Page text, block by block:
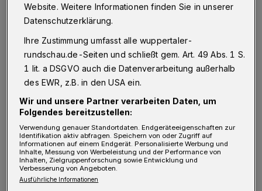
Foto: Dirk Freund
B asketball:
Bundesliga, A-Junioren:
Rostock Seawolves - Young Lions Wuppertal
55:87
Fußball:
Website. Weitere Informationen finden Sie in unserer
Datenschutzerklärung.
Ihre Zustimmung umfasst alle wuppertaler-
rundschau.de-Seiten und schließt gem. Art. 49 Abs. 1 S.
1 lit. a DSGVO auch die Datenverarbeitung außerhalb
des EWR, z.B. in den USA ein.
Wir und unsere Partner verarbeiten Daten, um
Folgendes bereitzustellen:
Verwendung genauer Standortdaten. Endgeräteeigenschaften zur
Identifikation aktiv abfragen. Speichern von oder Zugriff auf
Informationen auf einem Endgerät. Personalisierte Werbung und
Inhalte, Messung von Werbeleistung und der Performance von
Inhalten, Zielgruppenforschung sowie Entwicklung und
Verbesserung von Angeboten.
Ausführliche Informationen